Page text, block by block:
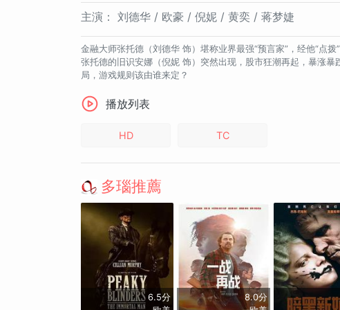
主演： 刘德华 / 欧豪 / 倪妮 / 黄奕 / 蒋梦婕
金融大师张托德（刘德华 饰）堪称业界最强“预言家”，经他“点
张托德的旧识安娜（倪妮 饰）突然出现，股市狂潮再起，暴涨
局，游戏规则该由谁来定？
播放列表
HD TC
多瑙推薦
6.5分
8.0分